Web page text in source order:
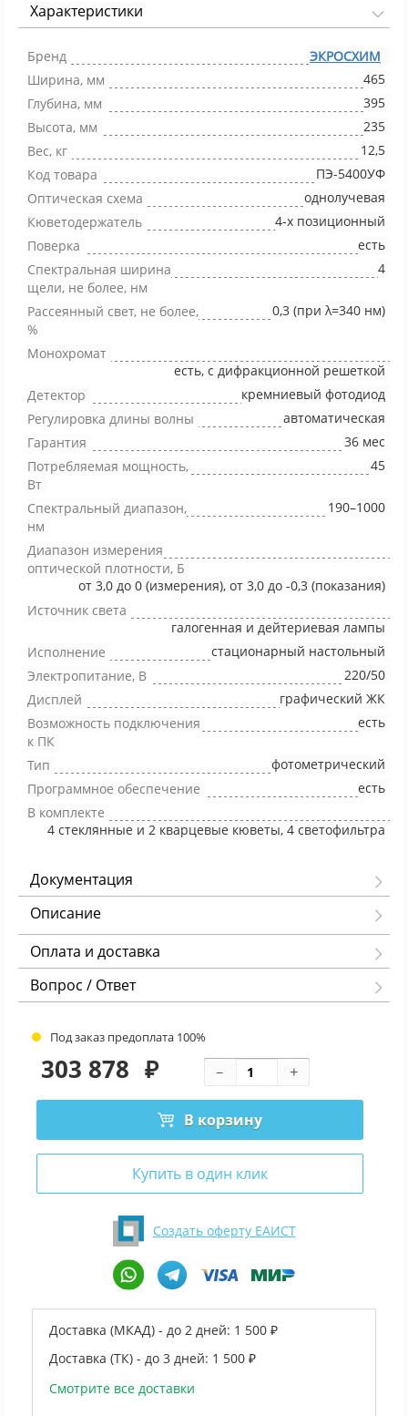
Характеристики
Бренд
ЭКРОСХИМ
Ширина, мм
465
Глубина, мм
395
Высота, мм
235
Вес, кг
12,5
Код товара
ПЭ-5400УФ
Оптическая схема
однолучевая
Кюветодержатель
4-х позиционный
Поверка
есть
Спектральная ширина
щели, не более, нм
4
Рассеянный свет, не более,
%
0,3 (при λ=340 нм)
Монохромат
есть, с дифракционной решеткой
Детектор
кремниевый фотодиод
Регулировка длины волны
автоматическая
Гарантия
36 мес
Потребляемая мощность,
Вт
45
Спектральный диапазон,
нм
190–1000
Диапазон измерения
оптической плотности, Б
от 3,0 до 0 (измерения), от 3,0 до -0,3 (показания)
Источник света
галогенная и дейтериевая лампы
Исполнение
стационарный настольный
Электропитание, В
220/50
Дисплей
графический ЖК
Возможность подключения
к ПК
есть
Тип
фотометрический
Программное обеспечение
есть
В комплекте
4 стеклянные и 2 кварцевые кюветы, 4 светофильтра
Документация
Описание
Оплата и доставка
Вопрос / Ответ
Под заказ предоплата 100%
303 878 ₽
В корзину
Купить в один клик
Создать оферту ЕАИСТ
Доставка (МКАД) - до 2 дней: 1 500 ₽
Доставка (ТК) - до 3 дней: 1 500 ₽
Смотрите все доставки